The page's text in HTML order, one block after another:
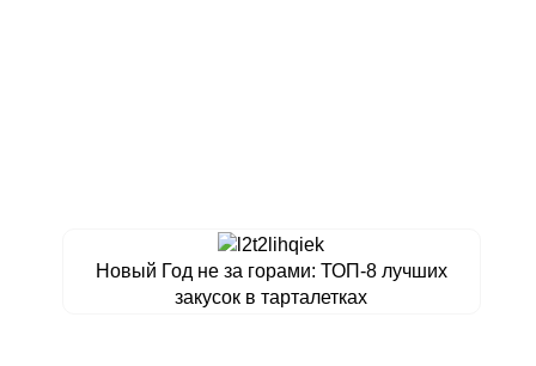
Новый Год не за горами: ТОП-8 лучших
закусок в тарталетках